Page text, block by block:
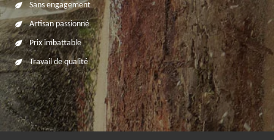
Sans engagement
Artisan passionné
Prix imbattable
Travail de qualité